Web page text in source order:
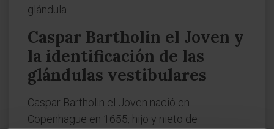
glándula.
Caspar Bartholin el Joven y
la identificación de las
glándulas vestibulares
Caspar Bartholin el Joven nació en
Copenhague en 1655, hijo y nieto de